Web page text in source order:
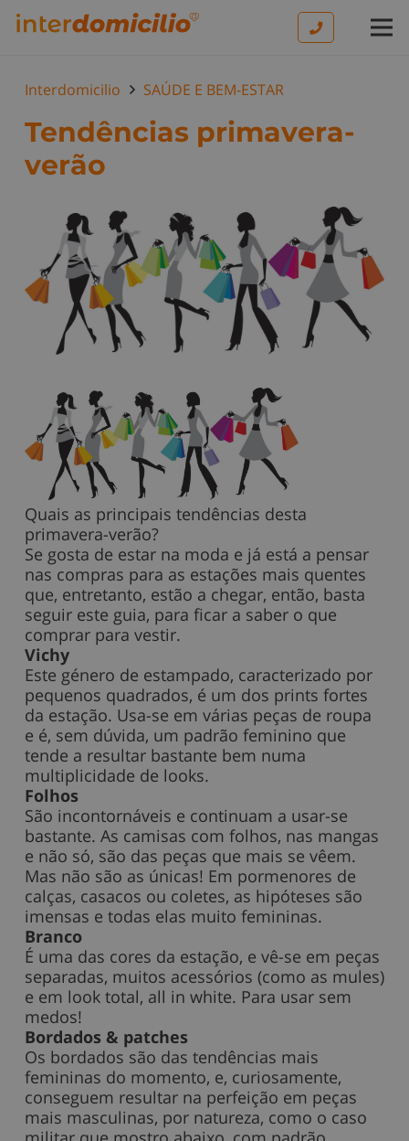
Interdomicilio SAÚDE E BEM-ESTAR
Tendências primavera-
verão
Quais as principais tendências desta
primavera-verão?
Se gosta de estar na moda e já está a pensar
nas compras para as estações mais quentes
que, entretanto, estão a chegar, então, basta
seguir este guia, para ficar a saber o que
comprar para vestir.
Vichy
Este género de estampado, caracterizado por
pequenos quadrados, é um dos prints fortes
da estação. Usa-se em várias peças de roupa
e é, sem dúvida, um padrão feminino que
tende a resultar bastante bem numa
multiplicidade de looks.
Folhos
São incontornáveis e continuam a usar-se
bastante. As camisas com folhos, nas mangas
e não só, são das peças que mais se vêem.
Mas não são as únicas! Em pormenores de
calças, casacos ou coletes, as hipóteses são
imensas e todas elas muito femininas.
Branco
É uma das cores da estação, e vê-se em peças
separadas, muitos acessórios (como as mules)
e em look total, all in white. Para usar sem
medos!
Bordados & patches
Os bordados são das tendências mais
femininas do momento, e, curiosamente,
conseguem resultar na perfeição em peças
mais masculinas, por natureza, como o caso